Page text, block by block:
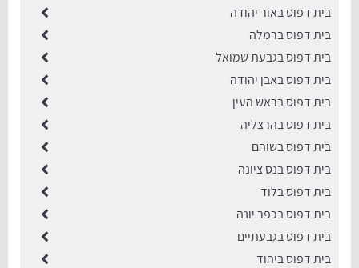
​בית דפוס באור יהודה
בית דפוס ברמלה
בית דפוס בגבעת שמואל
בית דפוס באבן יהודה
בית דפוס בראש העין
בית דפוס בהרצליה
בית דפוס בשוהם
בית דפוס בנס ציונה
בית דפוס בלוד
בית דפוס בכפר יונה
בית דפוס בגבעתיים
בית דפוס ביהוד